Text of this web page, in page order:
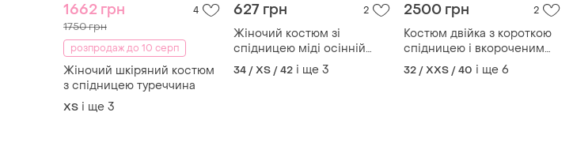
1662 грн 4
1750 грн
розпродаж до 10 серп
Жіночий шкіряний костюм
з спідницею туреччина
ХS і ще 3
627 грн 2
Жіночий костюм зі
спідницею міді осінній
осінь демі демісезон
прогулянковий
34 / XS / 42 і ще 3
2500 грн 2
Костюм двійка з короткою
спідницею і вкороченим
жакетом
32 / XXS / 40 і ще 6